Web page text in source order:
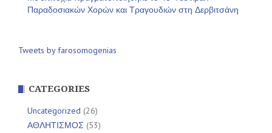
Παραδοσιακών Χορών και Τραγουδιών στη Δερβιτσάνη
Tweets by farosomogenias
CATEGORIES
Uncategorized (26)
ΑΘΛΗΤΙΣΜΟΣ (53)